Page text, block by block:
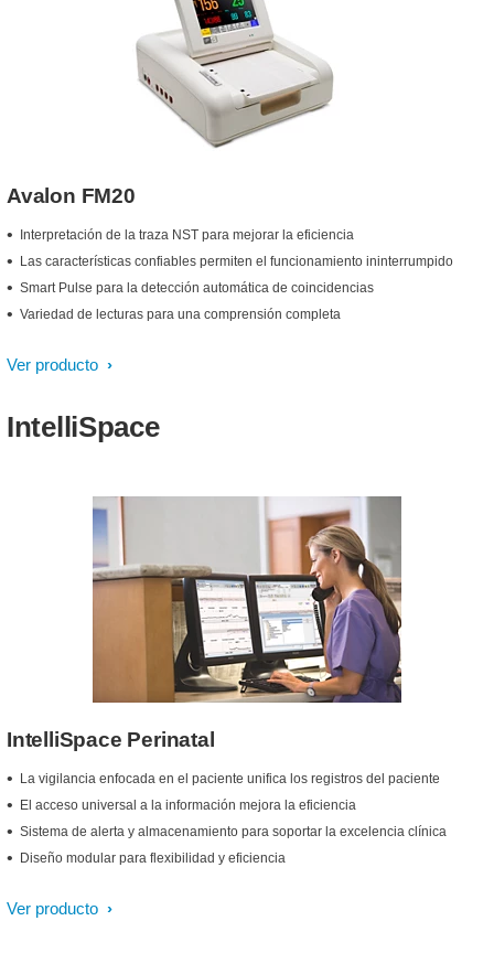
Avalon FM20
Interpretación de la traza NST para mejorar la eficiencia
Las características confiables permiten el funcionamiento ininterrumpido
Smart Pulse para la detección automática de coincidencias
Variedad de lecturas para una comprensión completa
Ver producto
IntelliSpace
IntelliSpace Perinatal
La vigilancia enfocada en el paciente unifica los registros del paciente
El acceso universal a la información mejora la eficiencia
Sistema de alerta y almacenamiento para soportar la excelencia clínica
Diseño modular para flexibilidad y eficiencia
Ver producto